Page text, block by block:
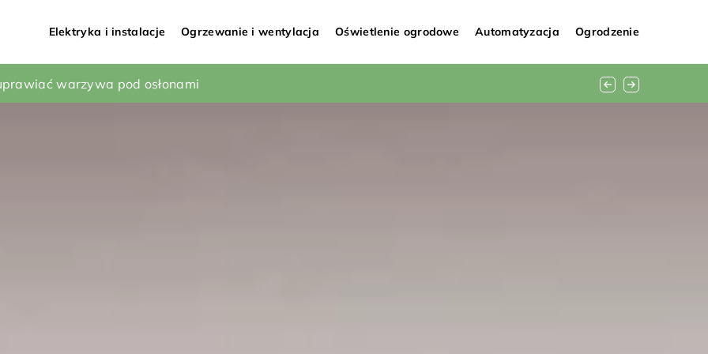
Elektryka i instalacje Ogrzewanie i wentylacja Oświetlenie ogrodowe Automatyzacja Ogrodzenie
do aranżacji łazienki – praktyczne porady
warzywa pod osłonami
dla twojej rodziny?